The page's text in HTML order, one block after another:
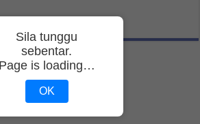
Sila tunggu
sebentar.
Page is loading…
OK